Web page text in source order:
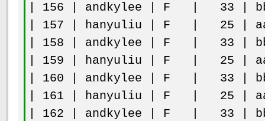
| 156 | andkylee | F | 33 |
| 157 | hanyuliu | F | 25 |
| 158 | andkylee | F | 33 |
| 159 | hanyuliu | F | 25 |
| 160 | andkylee | F | 33 |
| 161 | hanyuliu | F | 25 |
| 162 | andkylee | F | 33 |